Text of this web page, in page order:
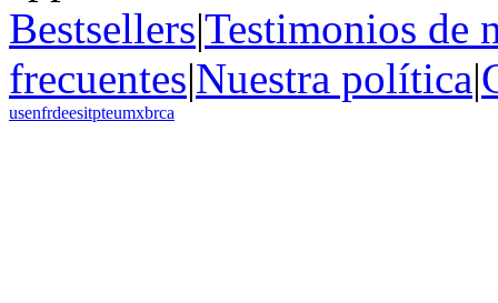
Bestsellers|Testimonios de
frecuentes|Nuestra política|
usenfrdeesitpteumxbrca